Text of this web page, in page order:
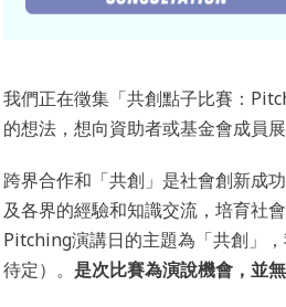
我們正在徵集「共創點子比賽：
的想法，想向資助者或基金會成員
跨界合作和「共創」是社會創新成
及各界的經驗和知識交流，培育社
Pitching演講日的主題為「共創」
待定）。 是次比賽為演說機會，並